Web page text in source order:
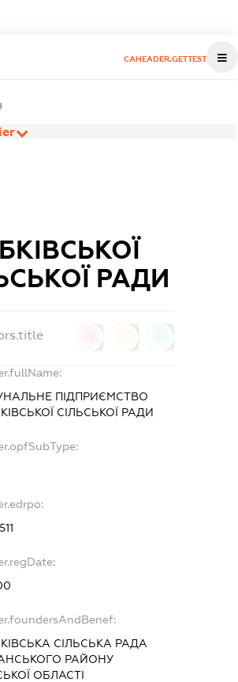
CAHEADER.GETTEST
РАДИ
ПІДПРИЄМСТВО
СІЛЬСЬКОЇ РАДИ
СІЛЬСЬКА РАДА
РАЙОНУ
ОБЛАСТІ